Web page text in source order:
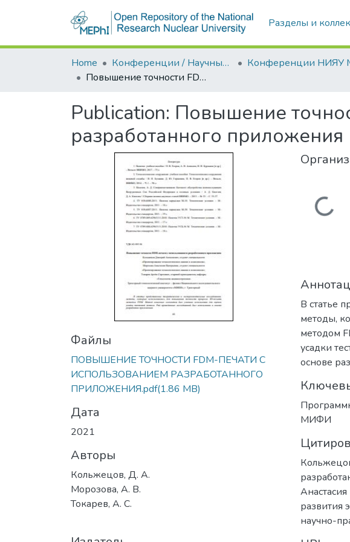
Разделы и
Home Конференции / Научные семинары
Повышение точности FDM-печати с использованием разработанного приложения
Publication: Повышение
разработанного приложения
Файлы
ПОВЫШЕНИЕ ТОЧНОСТИ FDM-ПЕЧАТИ С
ИСПОЛЬЗОВАНИЕМ РАЗРАБОТАННОГО
ПРИЛОЖЕНИЯ.pdf(1.86 MB)
Дата
2021
Авторы
Кольжецов, Д. А.
Морозова, А. В.
Токарев, А. С.
Загружается...
В статье
методы,
методом
усадки
основе
МИФИ
развития
научно-